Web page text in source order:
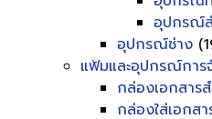
อุปกรณ์
อุปกรณ์ช่าง
แฟ้มและอุปกรณ์การ
กล่องเอกสารส
กล่องใส่เอกส